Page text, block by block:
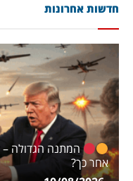
חדשות אחרונות
המתנה הגדולה
אחר כך?